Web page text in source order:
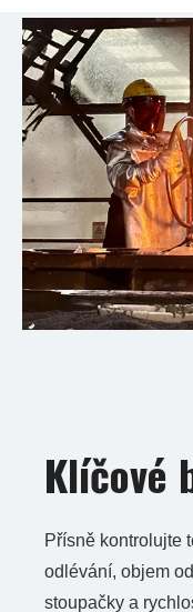
Klíčové
Přísně kontrolujte
odlévání, objem
stoupačky a